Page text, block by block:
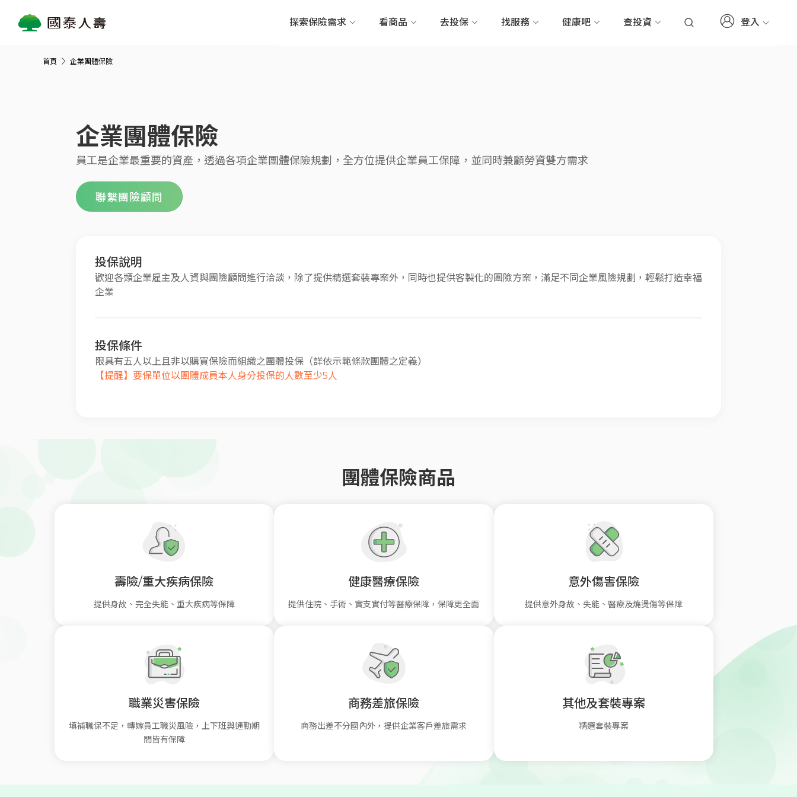
探索保險需求 看商品 去投保 找服務 健康吧 查投資 登入
首頁 企業團體保險
企業團體保險
員工是企業最重要的資產，透過各項企業團體保險規劃，全方位提供企業員工保障，並同時兼顧勞資雙方需求
聯繫團險顧問
投保說明
歡迎各類企業雇主及人資與團險顧問進行洽談，除了提供精選套裝專案外，同時也提供客製化的團險方案，滿足不同企業風險規劃，輕鬆打造幸福
企業
投保條件
限具有五人以上且非以購買保險而組織之團體投保（詳依示範條款團體之定義）
【提醒】要保單位以團體成員本人身分投保的人數至少5人
團體保險商品
壽險/重大疾病保險
提供身故、完全失能、重大疾病等保障
健康醫療保險
提供住院、手術、實支實付等醫療保障，保障更全面
意外傷害保險
提供意外身故、失能、醫療及燒燙傷等保障
職業災害保險
填補職保不足，轉嫁員工職災風險，上下班與通勤期
間皆有保障
商務差旅保險
商務出差不分國內外，提供企業客戶差旅需求
其他及套裝專案
精選套裝專案